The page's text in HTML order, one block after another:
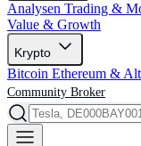
Analysen Trading &
Value & Growth
Krypto
Bitcoin Ethereum &
Community Broker